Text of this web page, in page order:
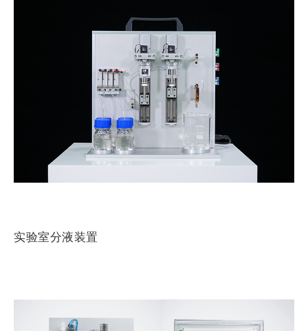
实验室分液装置